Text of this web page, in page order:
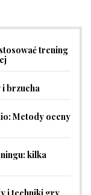
trening
brzucha
Metody oceny
kilka